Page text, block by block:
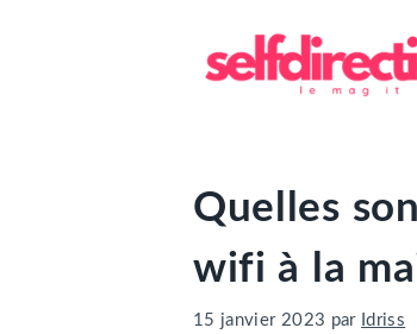
Quelles
wifi à la
15 janvier 2023 par Idriss